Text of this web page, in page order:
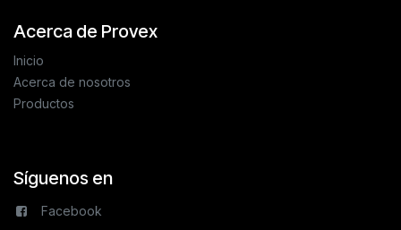
Acerca de Provex
Inicio
Acerca de nosotros
Productos
Síguenos en
Facebook